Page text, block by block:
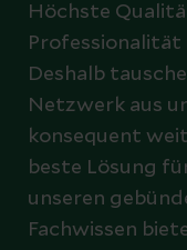
Höchste
Professionalität
Deshalb
Netzwerk aus
konsequent
beste Lösung
unseren
Fachwissen